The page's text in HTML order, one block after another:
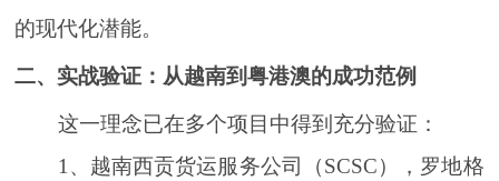
的现代化潜能。
二、实战验证：从越南到粤港澳的成功范例
这一理念已在多个项目中得到充分验证：
1、越南西贡货运服务公司（SCSC），罗地格